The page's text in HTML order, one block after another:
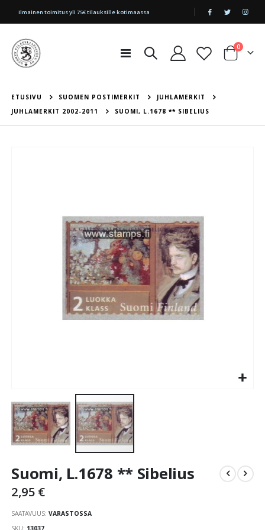
|
Ilmainen toimitus yli 75€ tilauksille kotimaassa
Toggle
Cart
0tuotetta
ETUSIVU SUOMEN POSTIMERKIT
JUHLAMERKIT
JUHLAMERKIT 2002-2011
SUOMI, L.1678 ** SIBELIUS
to
beginning
Suomi, L.1678 ** Sibelius
2,95 €
SAATAVUUS: VARASTOSSA
SKU 13037